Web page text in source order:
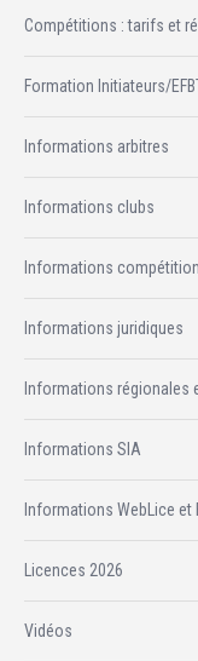
Compétitions : tarifs et
Formation Initiateurs/
Informations arbitres
Informations clubs
Informations
Informations juridiques
Informations régionales
Informations SIA
Informations WebLice et
Licences 2026
Vidéos